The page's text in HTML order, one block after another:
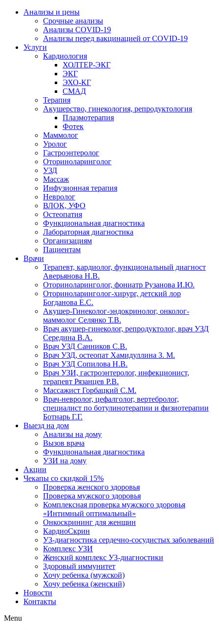
Анализы и цены
Срочные анализы
Анализы COVID-19
Анализы перед вакцинацией от COVID-19
Услуги
Кардиология
ХОЛТЕР-ЭКГ
ЭКГ
ЭХО-КГ
СМАД
Терапия
Акушерство, гинекология, репродуктология
Плазмотерапия
Фотек
Маммолог
Уролог
Гастроэнтеролог
Оториноларинголог
УЗД
Массаж
Инфузионная терапия
Невролог
ВЛОК, УФО
Остеопатия
Функциональная диагностика
Лабораторная диагностика
Организациям
Пациентам
Врачи
Терапевт, кардиолог, функциональный диагност
Аверьянова Н.В.
Оториноларинголог, фониатр Рузанова И.Ю.
Оториноларинголог-хирург, детский лор
Богданова Е.С.
Акушер-Гинеколог-эндокринолог, онколог-
маммолог Селянко Т.В.
Врач акушер-гинеколог, репродуктолог, врач УЗД
Середина В.А.
Врач УЗД Санников С.В.
Врач УЗД, остеопат Хамидуллина З. М.
Врач УЗД Сопилова Н.В.
Врач УЗИ, гастроэнтеролог, инфекционист,
терапевт Рязанцев Р.В.
Массажист Горбацкий С.М.
Врач-невролог, цефалголог, вертебролог,
специалист по ботулинотерапии и физиотерапии
Ботнарь Г.Г.
Выезд на дом
Анализы на дому
Вызов врача
Функциональная диагностика
УЗИ на дому
Акции
Чекапы со скидкой 15%
Проверка женского здоровья
Проверка мужского здоровья
Комплексная проверка мужского здоровья
«Интимный оптимальный»
Онкоcкрининг для женщин
КардиоСкрин
УЗ-диагностика сердечно-сосудистых заболеваний
Комплекс УЗИ
Женский комплекс УЗ-диагностики
Здоровый иммунитет
Хочу ребенка (мужской)
Хочу ребенка (женский)
Новости
Контакты
Menu